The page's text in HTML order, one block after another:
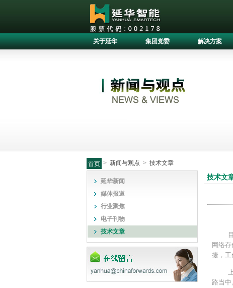
关于延华 集团党委 解决方案
首页 > 新闻与观点 > 技术文章
延华新闻
媒体报道
行业聚焦
电子刊物
技术文章
技术文
目前
网络
捷，工
上海
路当